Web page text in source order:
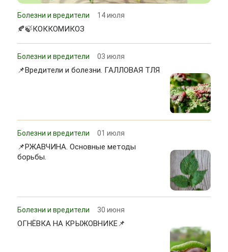
Болезни и вредители 14 июля
🍂🍃КОККОМИКОЗ
Болезни и вредители 03 июля
📌Вредители и болезни. ГАЛЛОВАЯ ТЛЯ
Болезни и вредители 01 июля
📌РЖАВЧИНА. Основные методы
борьбы.
Болезни и вредители 30 июня
ОГНЁВКА НА КРЫЖОВНИКЕ📌